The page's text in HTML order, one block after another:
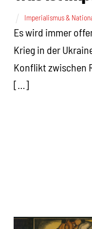
Imperialismus &
Es wird immer
Krieg in der
Konflikt zwischen
[…]